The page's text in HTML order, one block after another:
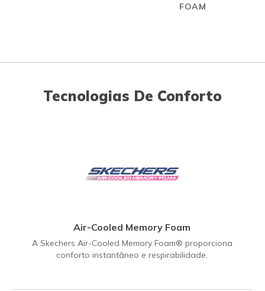
FOAM
Tecnologias De Conforto
Air-Cooled Memory Foam
A Skechers Air-Cooled Memory Foam® proporciona
conforto instantâneo e respirabilidade.